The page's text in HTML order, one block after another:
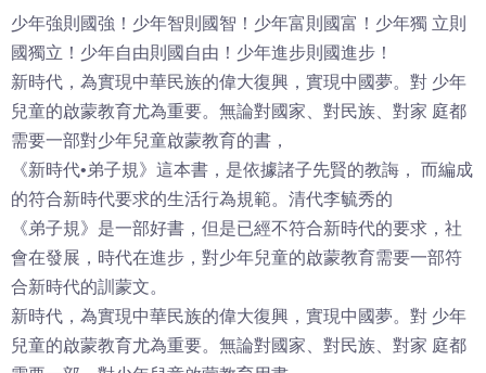
少年強則國強！少年智則國智！少年富則國富！少年獨 立則
國獨立！少年自由則國自由！少年進步則國進步！
新時代，為實現中華民族的偉大復興，實現中國夢。對 少年
兒童的啟蒙教育尤為重要。無論對國家、對民族、對家 庭都
需要一部對少年兒童啟蒙教育的書，
《新時代•弟子規》這本書，是依據諸子先賢的教誨， 而編成
的符合新時代要求的生活行為規範。清代李毓秀的
《弟子規》是一部好書，但是已經不符合新時代的要求，社
會在發展，時代在進步，對少年兒童的啟蒙教育需要一部符
合新時代的訓蒙文。
新時代，為實現中華民族的偉大復興，實現中國夢。對 少年
兒童的啟蒙教育尤為重要。無論對國家、對民族、對家 庭都